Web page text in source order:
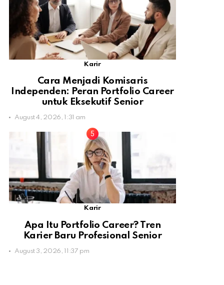
Karir
Cara Menjadi Komisaris
Independen: Peran Portfolio Career
untuk Eksekutif Senior
August 4, 2026, 1:31 am
Karir
Apa Itu Portfolio Career? Tren
Karier Baru Profesional Senior
August 3, 2026, 11:37 pm